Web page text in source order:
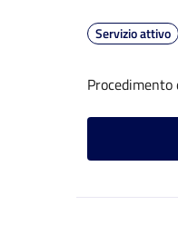
Servizio attivo